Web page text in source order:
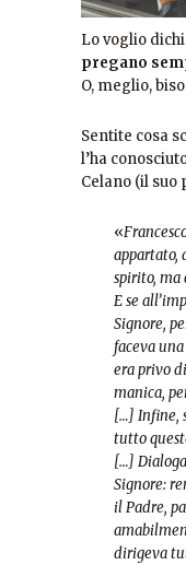
Lo voglio
pregano
O, meglio,
Sentite cosa
l’ha
Celano (il suo
«
appartato,
spirito, ma
E se
Signore,
faceva
era privo
manica,
[…] Infine,
tutto
[…]
Signore:
il Padre,
dirigeva